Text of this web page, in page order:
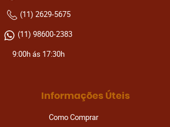
(11) 2629-5675
(11) 98600-2383
9:00h ás 17:30h
Informações Úteis
Como Comprar